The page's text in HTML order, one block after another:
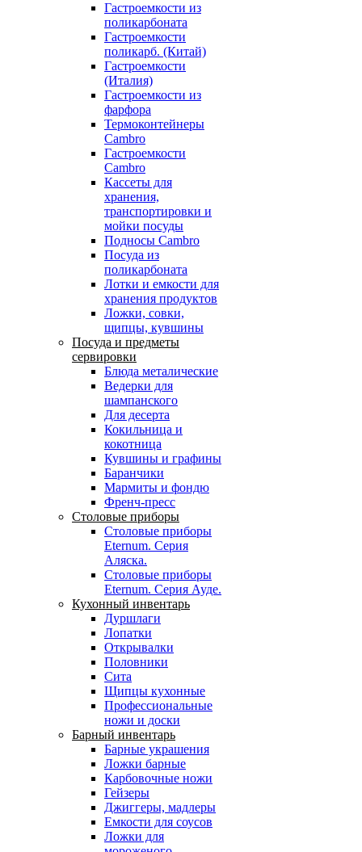
Гастроемкости из
поликарбоната
Гастроемкости
поликарб. (Китай)
Гастроемкости
(Италия)
Гастроемкости из
фарфора
Термоконтейнеры
Cambro
Гастроемкости
Cambro
Кассеты для
хранения,
транспортировки и
мойки посуды
Подносы Cambro
Посуда из
поликарбоната
Лотки и емкости для
хранения продуктов
Ложки, совки,
щипцы, кувшины
Посуда и предметы
сервировки
Блюда металические
Ведерки для
шампанского
Для десерта
Кокильница и
кокотница
Кувшины и графины
Баранчики
Мармиты и фондю
Френч-пресс
Столовые приборы
Столовые приборы
Eternum. Серия
Аляска.
Столовые приборы
Eternum. Серия Ауде.
Кухонный инвентарь
Дуршлаги
Лопатки
Открывалки
Половники
Сита
Щипцы кухонные
Профессиональные
ножи и доски
Барный инвентарь
Барные украшения
Ложки барные
Карбовочные ножи
Гейзеры
Джиггеры, мадлеры
Емкости для соусов
Ложки для